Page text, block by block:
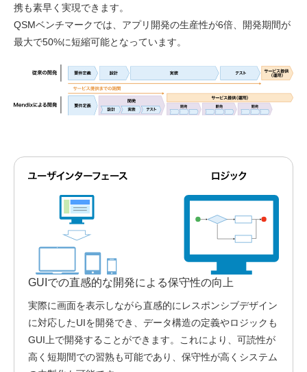
携も素早く実現できます。
QSMベンチマークでは、アプリ開発の生産性が6倍、開発期間が
最大で50%に短縮可能となっています。
GUIでの直感的な開発による保守性の向上
実際に画面を表示しながら直感的にレスポンシブデザイン
に対応したUIを開発でき、データ構造の定義やロジックも
GUI上で開発することができます。これにより、 可読性が
高く短期間での習熟も可能であり、 保守性が高くシステム